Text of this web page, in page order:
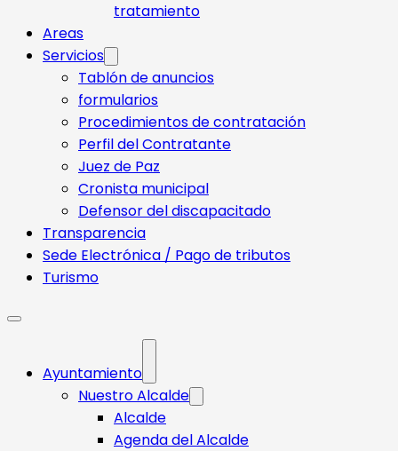
tratamiento
Areas
Servicios
Tablón de anuncios
formularios
Procedimientos de contratación
Perfil del Contratante
Juez de Paz
Cronista municipal
Defensor del discapacitado
Transparencia
Sede Electrónica / Pago de tributos
Turismo
Ayuntamiento
Nuestro Alcalde
Alcalde
Agenda del Alcalde